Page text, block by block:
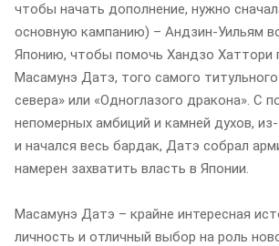
чтобы начать дополнение, нужно
основную кампанию) – Андзин-Уильям
Японию, чтобы помочь Хандзо Хаттори
Масамунэ Датэ, того самого
севера» или «Одноглазого дракона». С
непомерных амбиций и камней духов,
и начался весь бардак, Датэ собрал
намерен захватить власть в Японии.
Масамунэ Датэ – крайне интересная
личность и отличный выбор на роль